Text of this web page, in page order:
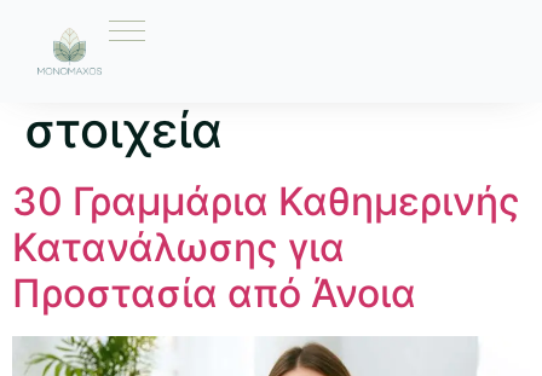
Ετικέτα:
στοιχεία
30 Γραμμάρια Καθημερινής
Κατανάλωσης για
Προστασία από Άνοια